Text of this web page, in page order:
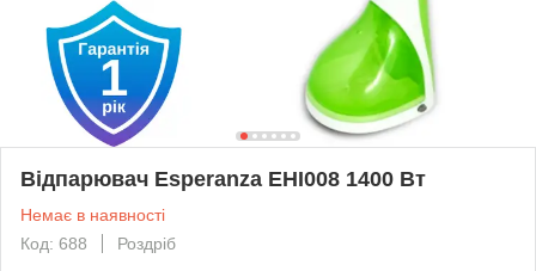
Відпарювач Esperanza EHI008 1400 Вт
Немає в наявності
Код: 688
Роздріб